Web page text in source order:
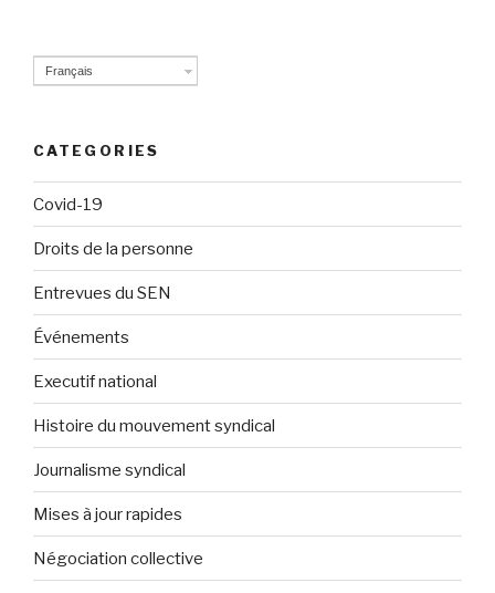
Français
CATEGORIES
Covid-19
Droits de la personne
Entrevues du SEN
Événements
Executif national
Histoire du mouvement syndical
Journalisme syndical
Mises à jour rapides
Négociation collective